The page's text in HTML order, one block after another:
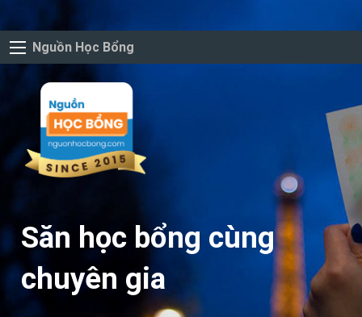
Nguồn Học Bổng
Săn học bổng cùng
chuyên gia